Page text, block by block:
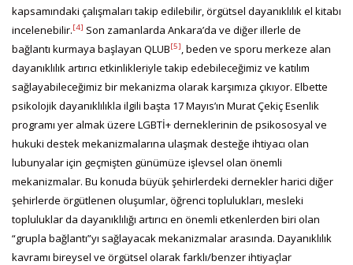
kapsamındaki çalışmaları takip edilebilir, örgütsel dayanıklılık el kitabı
incelenebilir.[4] Son zamanlarda Ankara’da ve diğer illerle de
bağlantı kurmaya başlayan QLUB[5], beden ve sporu merkeze alan
dayanıklılık artırıcı etkinlikleriyle takip edebileceğimiz ve katılım
sağlayabileceğimiz bir mekanizma olarak karşımıza çıkıyor. Elbette
psikolojik dayanıklılıkla ilgili başta 17 Mayıs’ın Murat Çekiç Esenlik
programı yer almak üzere LGBTİ+ derneklerinin de psikososyal ve
hukuki destek mekanizmalarına ulaşmak desteğe ihtiyacı olan
lubunyalar için geçmişten günümüze işlevsel olan önemli
mekanizmalar. Bu konuda büyük şehirlerdeki dernekler harici diğer
şehirlerde örgütlenen oluşumlar, öğrenci toplulukları, mesleki
topluluklar da dayanıklılığı artırıcı en önemli etkenlerden biri olan
“grupla bağlantı”yı sağlayacak mekanizmalar arasında. Dayanıklılık
kavramı bireysel ve örgütsel olarak farklı/benzer ihtiyaçlar